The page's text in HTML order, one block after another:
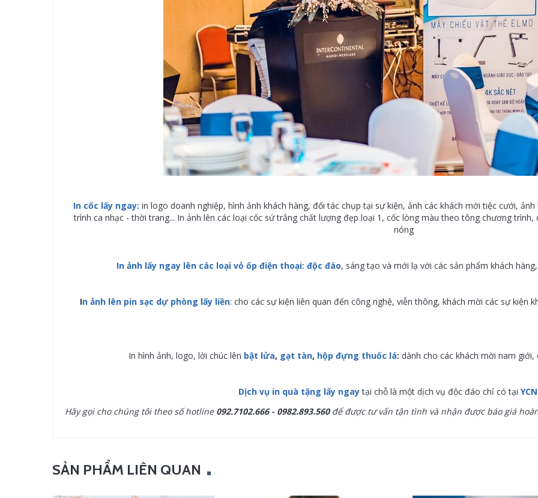
In cốc lấy ngay: in logo doanh nghiệp, hình ảnh khách hàng, đối tác chụp tại sự kiện, ảnh các khách mời tiệc cưới,
trình ca nhạc - thời trang... In ảnh lên các loại cốc sứ trắng chất lượng đẹp loại 1, cốc lòng màu theo tông chương
nóng
In ảnh lấy ngay lên các loại vỏ ốp điện thoại: độc đáo, sáng tạo và mới lạ với các sản phẩm khách
In ảnh lên pin sạc dự phòng lấy liền: cho các sự kiện liên quan đến công nghệ, viễn thông, khách mời các sự kiện
In hình ảnh, logo, lời chúc lên bật lửa, gạt tàn, hộp đựng thuốc lá: dành cho các khách mời nam
Dịch vụ in quà tặng lấy ngaytại chỗ là một dịch vụ độc đáo chỉ có tại
Hãy gọi cho chúng tôi theo số hotline 092.7102.666 - 0982.893.560để được tư vấn tận tình và nhận được báo giá
SẢN PHẨM LIÊN QUAN